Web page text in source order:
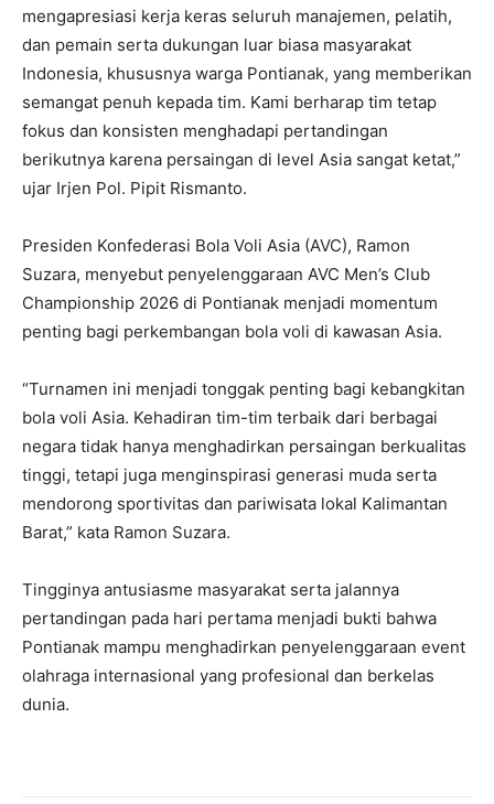
mengapresiasi kerja keras seluruh manajemen, pelatih,
dan pemain serta dukungan luar biasa masyarakat
Indonesia, khususnya warga Pontianak, yang memberikan
semangat penuh kepada tim. Kami berharap tim tetap
fokus dan konsisten menghadapi pertandingan
berikutnya karena persaingan di level Asia sangat ketat,”
ujar Irjen Pol. Pipit Rismanto.
Presiden Konfederasi Bola Voli Asia (AVC), Ramon
Suzara, menyebut penyelenggaraan AVC Men’s Club
Championship 2026 di Pontianak menjadi momentum
penting bagi perkembangan bola voli di kawasan Asia.
“Turnamen ini menjadi tonggak penting bagi kebangkitan
bola voli Asia. Kehadiran tim-tim terbaik dari berbagai
negara tidak hanya menghadirkan persaingan berkualitas
tinggi, tetapi juga menginspirasi generasi muda serta
mendorong sportivitas dan pariwisata lokal Kalimantan
Barat,” kata Ramon Suzara.
Tingginya antusiasme masyarakat serta jalannya
pertandingan pada hari pertama menjadi bukti bahwa
Pontianak mampu menghadirkan penyelenggaraan event
olahraga internasional yang profesional dan berkelas
dunia.